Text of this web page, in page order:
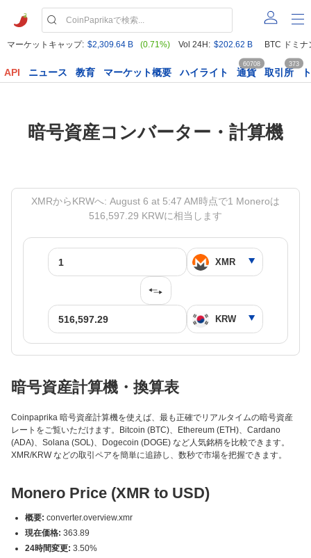
マーケットキャップ: $2,309.64 B (0.71%) Vol 24H: $202.62 B BTC ドミナ
API ニュース 教育 マーケット概要 ハイライト 通貨
60708
取引所
373
暗号資産コンバーター・計算機
XMRからKRWへ: August 6 at 5:47 AM時点で1 Moneroは
516,597.29 KRWに相当します
暗号資産計算機・換算表
Coinpaprika 暗号資産計算機を使えば、最も正確でリアルタイムの暗号資産
レートをご覧いただけます。Bitcoin (BTC)、Ethereum (ETH)、Cardano
(ADA)、Solana (SOL)、Dogecoin (DOGE) など人気銘柄を比較できます。
XMR/KRW などの取引ペアを簡単に追跡し、数秒で市場を把握できます。
Monero Price (XMR to USD)
概要: converter.overview.xmr
現在価格: 363.89
24時間変更: 3.50%